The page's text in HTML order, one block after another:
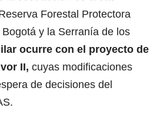
Forestal Protectora
y la Serranía de los
ocurre con el proyecto de
II, cuyas modificaciones
de decisiones del